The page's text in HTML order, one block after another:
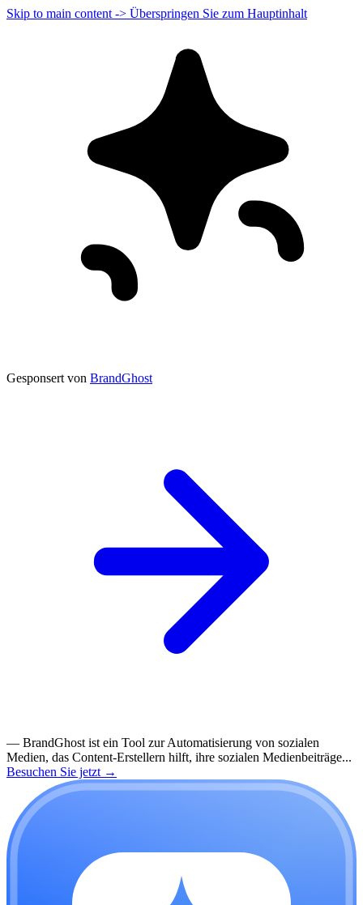
Skip to main content -> Überspringen Sie zum Hauptinhalt
Gesponsert von BrandGhost
— BrandGhost ist ein Tool zur Automatisierung von sozialen
Medien, das Content-Erstellern hilft, ihre sozialen Medienbeiträge...
Besuchen Sie jetzt →